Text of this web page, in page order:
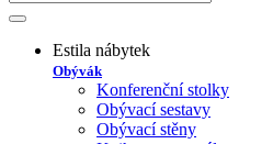
Estila nábytek
Obývák
Konferenční stolky
Obývací sestavy
Obývací stěny